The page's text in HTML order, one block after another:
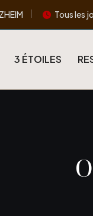
Tous les
3 ÉTOILES